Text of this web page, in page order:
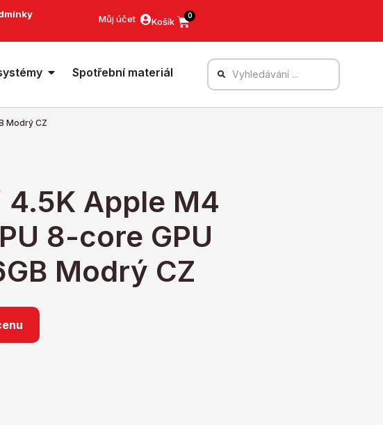
Můj účet 0
Spotřební materiál
Modrý CZ
4.5K Apple M4
8-core GPU
Modrý CZ